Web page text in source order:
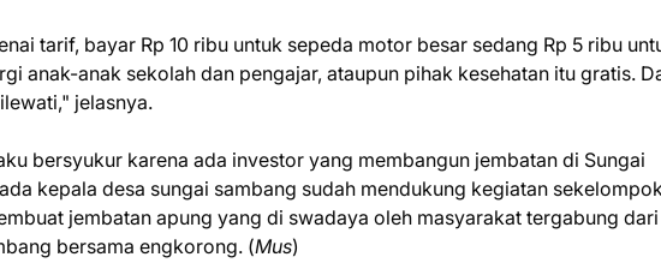
tarif, bayar Rp 10 ribu untuk sepeda motor besar sedang Rp 5 ribu
anak-anak sekolah dan pengajar, ataupun pihak kesehatan itu gratis.
jelasnya.
bersyukur karena ada investor yang membangun jembatan di Sungai
kepala desa sungai sambang sudah mendukung kegiatan
jembatan apung yang di swadaya oleh masyarakat tergabung dari
bersama engkorong. (Mus)